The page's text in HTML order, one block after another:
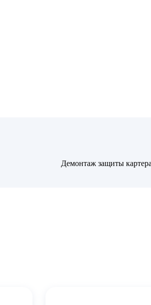
Демонтаж защиты